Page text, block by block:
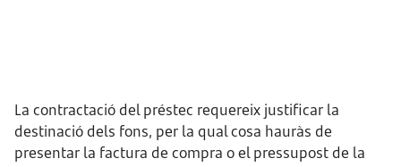
La contractació del préstec requereix justificar la
destinació dels fons, per la qual cosa hauràs de
presentar la factura de compra o el pressupost de la